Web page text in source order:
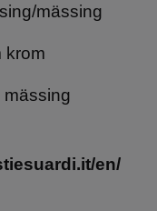
mässing
krom
en/